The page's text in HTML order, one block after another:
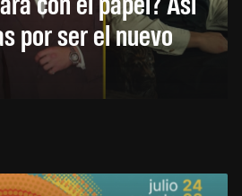
por ser el nuevo